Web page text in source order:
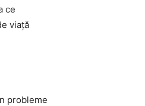
ce
viață
probleme